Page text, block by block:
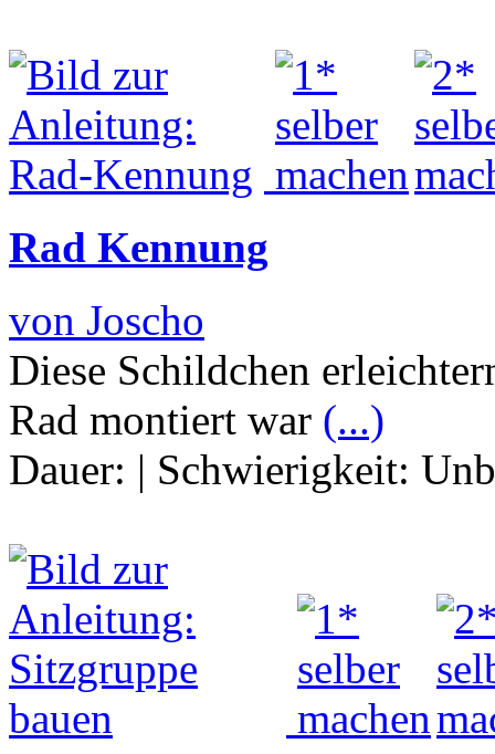
Rad Kennung
von Joscho
Diese Schildchen
Rad montiert war (...)
Dauer: | Schwierigkeit: